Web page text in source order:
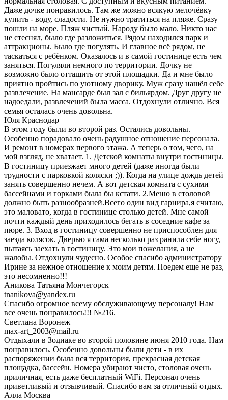
Даже дочке понравилось. Там же можно всякую мелочёвку
купить - воду, сладости. Не нужно тратиться на пляже. Сразу
пошли на море. Пляж чистый. Народу было мало. Никто нас
не стеснял, было где разложиться. Рядом находился парк и
аттракционы. Было где погулять. И главное всё рядом, не
таскаться с ребёнком. Оказалось и в самой гостинице есть чем
заняться. Погуляли немного по территории. Дочку не
возможно было оттащить от этой площадки. Да и мне было
приятно пройтись по уютному дворику. Муж сразу нашёл себе
развлечение. На мансарде был зал с бильярдом. Друг другу не
надоедали, развлечений была масса. Отдохнули отлично. Вся
семья осталась очень довольна.
Юля Краснодар
В этом году были во второй раз. Остались довольны.
Особенно порадовало очень радушное отношение персонала.
И ремонт в номерах первого этажа. А теперь о том, чего, на
мой взгляд, не хватает. 1. Детской комнаты внутри гостиницы.
В гостиницу приезжает много детей (даже иногда были
трудности с парковкой коляски ;)). Когда на улице дождь детей
занять совершенно нечем. А вот детская комната с сухими
бассейнами и горками была бы кстати. 2.Меню в столовой
должно быть разнообразней.Всего один вид гарнира,я считаю,
это маловато, когда в гостинице столько детей. Мне самой
почти каждый день приходилось бегать в соседние кафе за
пюре. 3. Вход в гостиницу совершенно не приспособлен для
заезда колясок. Дверью я сама несколько раз ранила себе ногу,
пытаясь заехать в гостиницу. Это мои пожелания, а не
жалобы. Отдохнули чудесно. Особое спасибо администратору
Ирине за нежное отношение к моим детям. Поедем еще не раз,
это несомненно!!!
Аникова Татьяна Мончегорск
tnanikova@yandex.ru
Спасибо огромное всему обслуживающему персоналу! Нам
все очень понравилось!!! №216.
Светлана Воронеж
max-art_2003@mail.ru
Отдыхали в Зодиаке во второй половине июня 2010 года. Нам
понравилось. Особенно довольны были дети - в их
распоряжении была вся территория, прекрасная детская
площадка, бассейн. Номера убирают чисто, столовая очень
приличная, есть даже бесплатный WiFi. Персонал очень
приветливый и отзывчивый. Спасибо вам за отличный отдых.
Алла Москва